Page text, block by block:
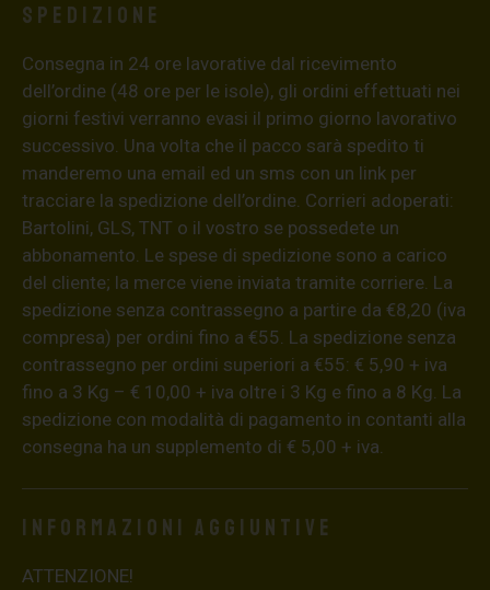
Spedizione
Consegna in 24 ore lavorative dal ricevimento
dell’ordine (48 ore per le isole), gli ordini effettuati nei
giorni festivi verranno evasi il primo giorno lavorativo
successivo. Una volta che il pacco sarà spedito ti
manderemo una email ed un sms con un link per
tracciare la spedizione dell’ordine. Corrieri adoperati:
Bartolini, GLS, TNT o il vostro se possedete un
abbonamento. Le spese di spedizione sono a carico
del cliente; la merce viene inviata tramite corriere. La
spedizione senza contrassegno a partire da €8,20 (iva
compresa) per ordini fino a €55. La spedizione senza
contrassegno per ordini superiori a €55: € 5,90 + iva
fino a 3 Kg – € 10,00 + iva oltre i 3 Kg e fino a 8 Kg. La
spedizione con modalità di pagamento in contanti alla
consegna ha un supplemento di € 5,00 + iva.
Informazioni aggiuntive
ATTENZIONE!